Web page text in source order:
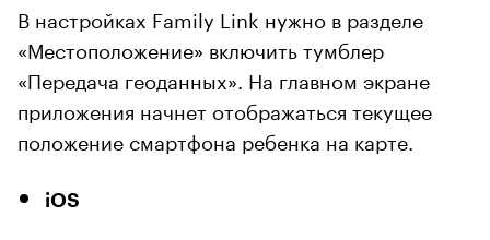
В настройках Family Link нужно в разделе
«Местоположение» включить тумблер
«Передача геоданных». На главном экране
приложения начнет отображаться текущее
положение смартфона ребенка на карте.
iOS